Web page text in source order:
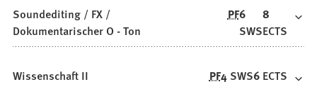
Soundediting / FX /
Dokumentarischer O - Ton
PF6
SWS
8
ECTS
Wissenschaft II PF4 SWS6 ECTS